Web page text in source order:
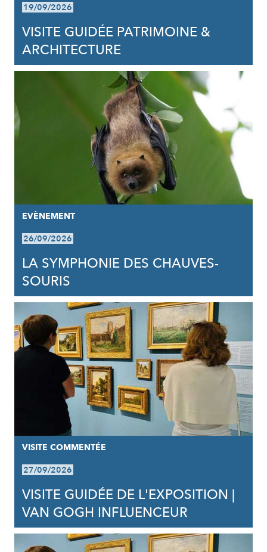
19/09/2026
VISITE GUIDÉE PATRIMOINE &
ARCHITECTURE
EVÈNEMENT
26/09/2026
LA SYMPHONIE DES CHAUVES-
SOURIS
VISITE COMMENTÉE
27/09/2026
VISITE GUIDÉE DE L'EXPOSITION |
VAN GOGH INFLUENCEUR